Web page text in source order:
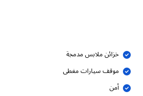
خزائن ملابس مدمجة
موقف سيارات مغطى
أمن